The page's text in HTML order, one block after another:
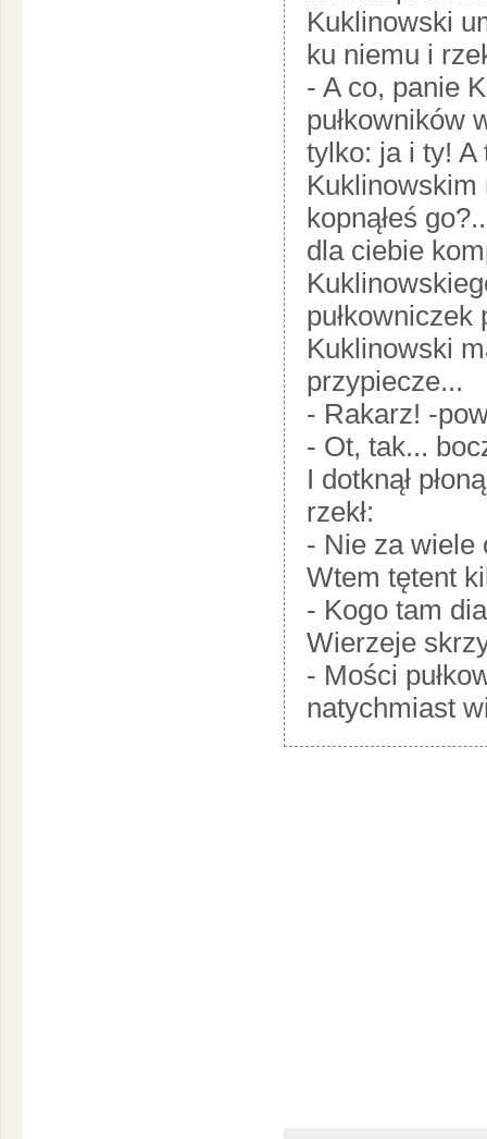
Kuklinowski
ku niemu i
- A co, panie
pułkowników
tylko: ja i ty! A
Kuklinowskim
kopnąłeś
dla ciebie
Kuklinowski
przypiecze...
- Rakarz! -
- Ot, tak...
I dotknął
rzekł:
- Nie za wiele
Wtem tętent
- Kogo tam
Wierzeje
- Mości
natychmiast